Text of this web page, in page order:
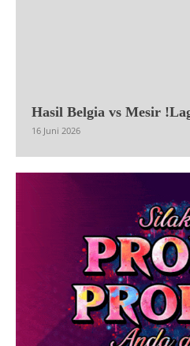
Hasil Belgia vs Mesir
16 Juni 2026